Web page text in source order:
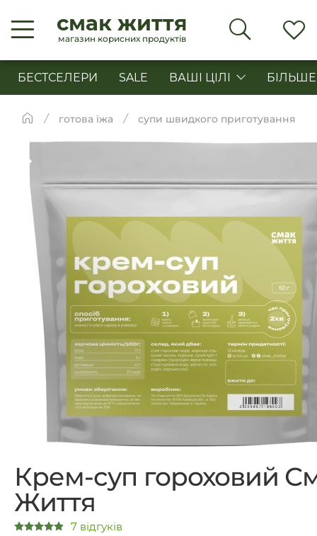
смак життя
магазин корисних продуктів
БЕСТСЕЛЕРИ SALE ВАШІ ЦІЛІ БІЛЬШЕ
готова їжа супи швидкого приготування
Крем-суп гороховий
Життя
7 відгуків